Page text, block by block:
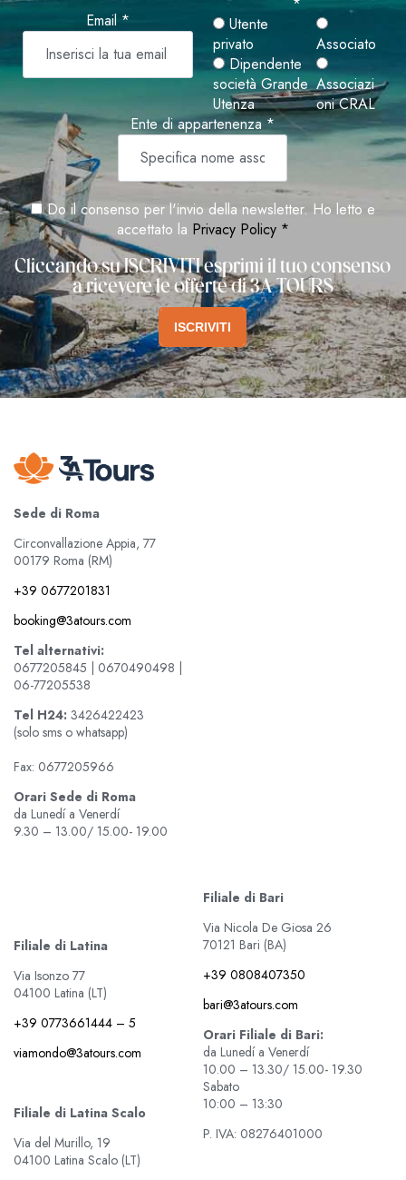
Email *
Utente
privato
Associato
Dipendente
società Grande
Utenza
Associazi
oni CRAL
Ente di appartenenza *
Do il consenso per l'invio della newsletter. Ho letto e
accettato la Privacy Policy *
Cliccando su ISCRIVITI esprimi il tuo consenso
a ricevere le offerte di 3A TOURS
ISCRIVITI
Sede di Roma
Circonvallazione Appia, 77
00179 Roma (RM)
+39 0677201831
booking@3atours.com
Tel alternativi:
0677205845 | 0670490498 |
06-77205538
Tel H24: 3426422423
(solo sms o whatsapp)
Fax: 0677205966
Orari Sede di Roma
da Lunedí a Venerdí
9.30 – 13.00/ 15.00- 19.00
Filiale di Latina
Via Isonzo 77
04100 Latina (LT)
+39 0773661444 – 5
viamondo@3atours.com
Filiale di Latina Scalo
Via del Murillo, 19
04100 Latina Scalo (LT)
Filiale di Bari
Via Nicola De Giosa 26
70121 Bari (BA)
+39 0808407350
bari@3atours.com
Orari Filiale di Bari:
da Lunedí a Venerdí
10.00 – 13.30/ 15.00- 19.30
Sabato
10:00 – 13:30
P. IVA: 08276401000